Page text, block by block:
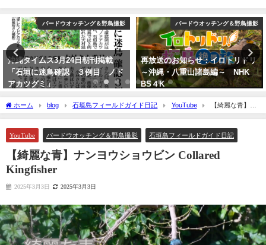
バードウオッチング＆野鳥撮影
沖縄タイムス3月24日朝刊掲載
「石垣に迷鳥確認 ３例目 ノド
アカツグミ」
バードウオッチング＆野鳥撮影
再放送のお知らせ：イロトリドリ
～沖縄・八重山諸島編～ NHK
BS４K
ホーム blog 石垣島フィールドガイド日記 YouTube
【綺麗な青】ナ
ンヨウショウビン Collared Kingfisher
YouTube バードウオッチング＆野鳥撮影 石垣島フィールドガイド日記
【綺麗な青】ナンヨウショウビン Collared
Kingfisher
2025年3月3日 2025年3月3日